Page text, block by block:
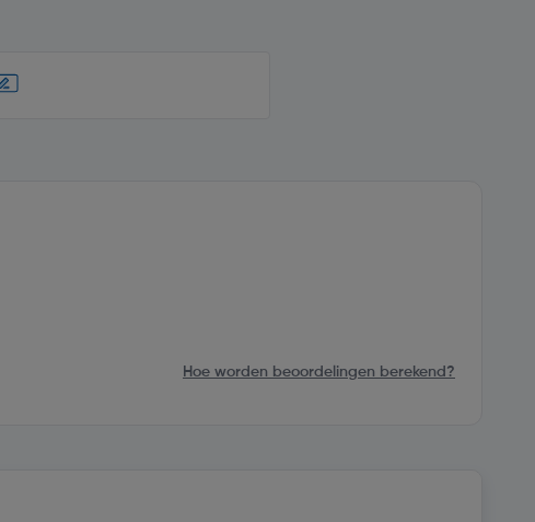
Hoe worden beoordelingen berekend?